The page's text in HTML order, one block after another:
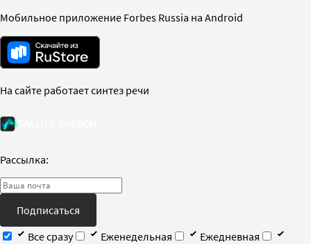
Мобильное приложение Forbes Russia на Android
На сайте работает синтез речи
Рассылка:
Подписаться
Все сразу
Еженедельная
Ежедневная